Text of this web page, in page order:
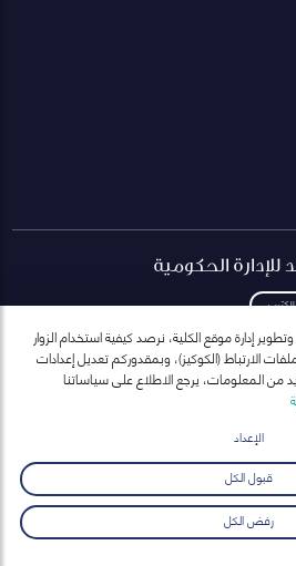
الحكومية
ارسال
إدارة موقع الكلية، نرصد كيفية استخدام الزوار
الارتباط (الكوكيز)، وبمقدوركم تعديل إعدادات
المعلومات، يرجع الاطلاع على سياساتنا
الإعداد
قبول الكل
رفض الكل